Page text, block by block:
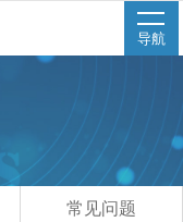
导航
常见问题